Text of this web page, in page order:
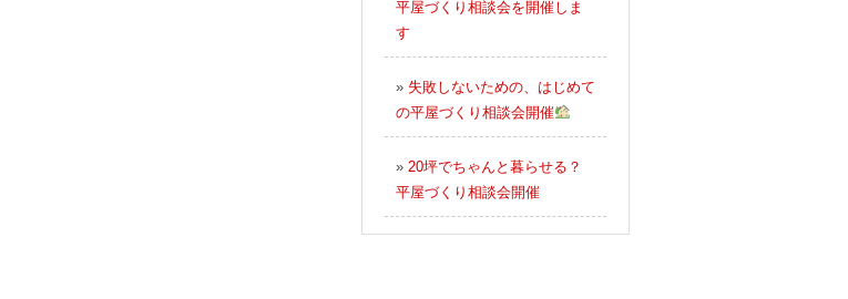
平屋づくり相談会を開催しま
す
» 失敗しないための、はじめて
の平屋づくり相談会開催
» 20坪でちゃんと暮らせる？
平屋づくり相談会開催